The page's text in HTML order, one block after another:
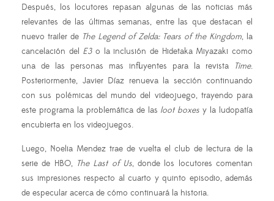
Después, los locutores repasan algunas de las noticias más
relevantes de las últimas semanas, entre las que destacan el
nuevo trailer de The Legend of Zelda: Tears of the Kingdom, la
cancelación del E3o la inclusión de Hidetaka Miyazaki como
una de las personas mas influyentes para la revista
Time.
Posteriormente, Javier Díaz renueva la sección continuando
con sus polémicas del mundo del videojuego, trayendo para
este programa la problemática de las loot boxes y la ludopatía
encubierta en los videojuegos.
Luego, Noelia Mendez trae de vuelta el club de lectura de la
serie de HBO, The Last of Us, donde los locutores comentan
sus impresiones respecto al cuarto y quinto episodio, además
de especular acerca de cómo continuará la historia.